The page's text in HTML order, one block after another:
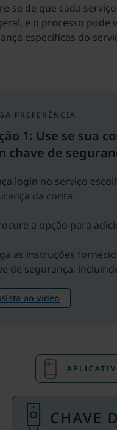
se de que cada
e o processo pode
específicas do
PREFERÊNCIA
1: Use se sua
chave de
login no serviço
da conta.
a opção para
as instruções
de segurança,
ao vídeo